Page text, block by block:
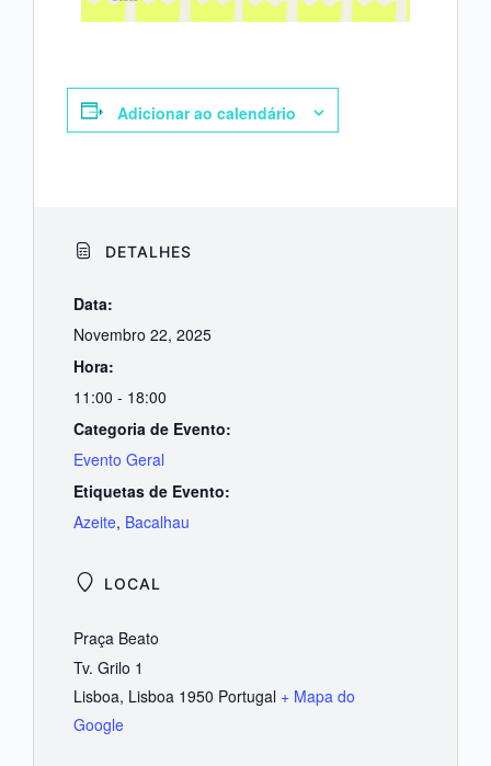
Adicionar ao calendário
DETALHES
Data:
Novembro 22, 2025
Hora:
11:00 - 18:00
Categoria de Evento:
Evento Geral
Etiquetas de Evento:
Azeite, Bacalhau
LOCAL
Praça Beato
Tv. Grilo 1
Lisboa, Lisboa 1950 Portugal + Mapa do
Google